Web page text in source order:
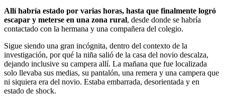
Allí habría estado por varias horas, hasta que finalmente logró
escapar y meterse en una zona rural, desde donde se habría
contactado con la hermana y una compañera del colegio.
Sigue siendo una gran incógnita, dentro del contexto de la
investigación, por qué la niña salió de la casa del novio descalza,
dejando inclusive su campera allí. La mañana que fue localizada
solo llevaba sus medias, su pantalón, una remera y una campera que
ni siquiera era del novio. Estaba embarrada, desorientada y en
estado de shock.